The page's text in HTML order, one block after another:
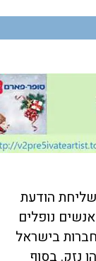
הודעת
נופלים
בישראל
נזק. בסוף